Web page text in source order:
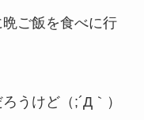
ご飯を食べに行
うけど（;´Д｀）